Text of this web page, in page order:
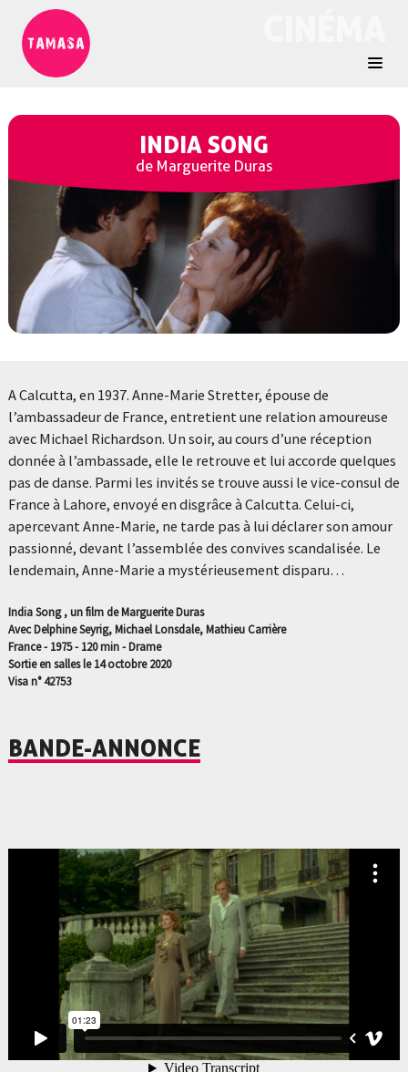
INDIA SONG
de Marguerite Duras
A Calcutta, en 1937. Anne-Marie Stretter, épouse de
l’ambassadeur de France, entretient une relation amoureuse
avec Michael Richardson. Un soir, au cours d’une réception
donnée à l’ambassade, elle le retrouve et lui accorde quelques
pas de danse. Parmi les invités se trouve aussi le vice-consul de
France à Lahore, envoyé en disgrâce à Calcutta. Celui-ci,
apercevant Anne-Marie, ne tarde pas à lui déclarer son amour
passionné, devant l’assemblée des convives scandalisée. Le
lendemain, Anne-Marie a mystérieusement disparu…
India Song , un film de Marguerite Duras
Avec Delphine Seyrig, Michael Lonsdale, Mathieu Carrière
France - 1975 - 120 min - Drame
Sortie en salles le 14 octobre 2020
Visa n° 42753
BANDE-ANNONCE